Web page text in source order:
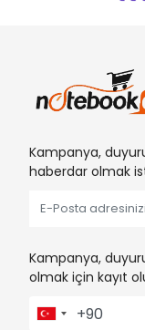
Kampanya,
haberdar olmak
Kampanya,
olmak için kayıt